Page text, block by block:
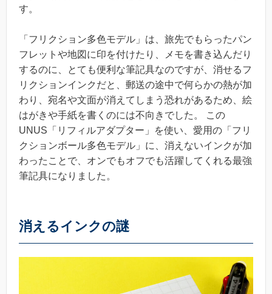
す。
「フリクション多色モデル」は、旅先でもらったパン
フレットや地図に印を付けたり、メモを書き込んだり
するのに、とても便利な筆記具なのですが、消せるフ
リクションインクだと、郵送の途中で何らかの熱が加
わり、宛名や文面が消えてしまう恐れがあるため、絵
はがきや手紙を書くのには不向きでした。 この
UNUS「リフィルアダプター」を使い、愛用の「フリ
クションボール多色モデル」に、消えないインクが加
わったことで、オンでもオフでも活躍してくれる最強
筆記具になりました。
消えるインクの謎